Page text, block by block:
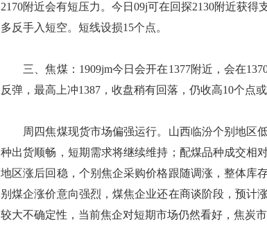
2170附近会有短压力。今日09j可在回探2130附近获得
多反手入短空。短线设损15个点。
三、焦煤：1909jm今日会开在1377附近，会在
反弹，最高上冲1387，收盘稍有回落，仍收高10个点或
周四焦煤现货市场偏强运行。山西临汾个别地区
种出货顺畅，短期需求将继续维持；配煤品种成交相
地区涨后回稳，个别焦企采购价格跟随调涨，整体库
别煤企涨价意向强烈，煤焦企业还在商谈阶段，预计
较大不确定性，当前焦企对短期市场仍然看好，焦炭